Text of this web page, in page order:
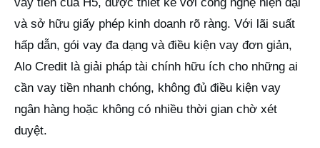
và sở hữu giấy phép kinh doanh rõ ràng. Với lãi suất
hấp dẫn, gói vay đa dạng và điều kiện vay đơn giản,
Alo Credit là giải pháp tài chính hữu ích cho những ai
cần vay tiền nhanh chóng, không đủ điều kiện vay
ngân hàng hoặc không có nhiều thời gian chờ xét
duyệt.